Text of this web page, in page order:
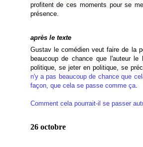
profitent de ces moments pour se
présence.
après le texte
Gustav le comédien veut faire de la
beaucoup de chance que l'auteur
politique, se jeter en politique, se
n'y a pas beaucoup de chance que
façon, que cela se passe comme ça.
Comment cela pourrait-il se passer
26 octobre